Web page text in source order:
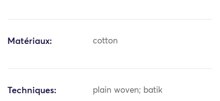
Matériaux: cotton
Techniques: plain woven; batik